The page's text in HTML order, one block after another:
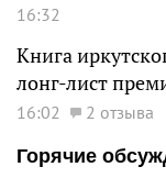
16:32
Книга
лонг-лист
16:02
2 отзыва
Горячие